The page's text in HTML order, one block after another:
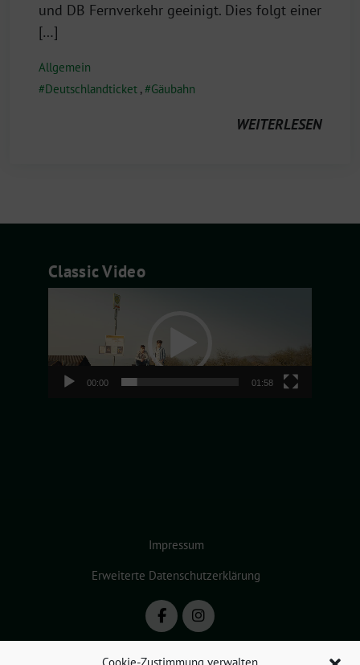
und DB Fernverkehr geeinigt. Dies folgt einer
[…]
Allgemein
Deutschlandticket , Gäubahn
WEITERLESEN
Classic Video
00:00 01:58
Impressum
Erweiterte Datenschutzerklärung